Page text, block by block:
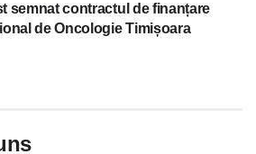
semnat contractul de finanțare
de Oncologie Timișoara